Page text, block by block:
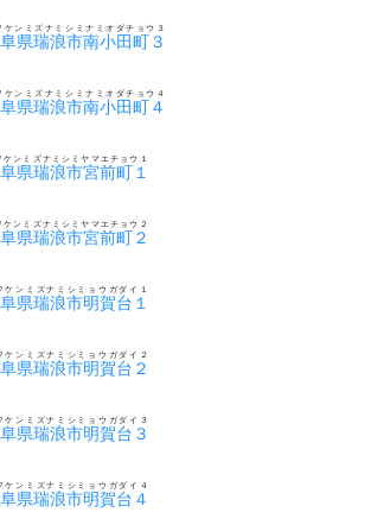
県瑞浪市南小田町３
ケンミズナミシミナミオダチョウ３
県瑞浪市南小田町４
ケンミズナミシミナミオダチョウ４
県瑞浪市宮前町１
ケンミズナミシミヤマエチョウ１
県瑞浪市宮前町２
ケンミズナミシミヤマエチョウ２
県瑞浪市明賀台１
ケンミズナミシミョウガダイ１
県瑞浪市明賀台２
ケンミズナミシミョウガダイ２
県瑞浪市明賀台３
ケンミズナミシミョウガダイ３
県瑞浪市明賀台４
ケンミズナミシミョウガダイ４